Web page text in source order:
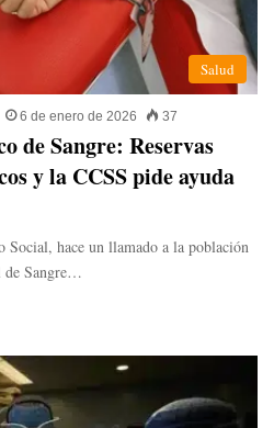
Salud
6 de enero de 2026 37
de Sangre: Reservas
y la CCSS pide ayuda
Social, hace un llamado a la población
de Sangre…